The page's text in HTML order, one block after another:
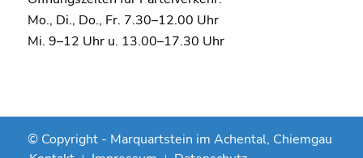
Mo., Di., Do., Fr. 7.30–12.00 Uhr
Mi. 9–12 Uhr u. 13.00–17.30 Uhr
© Copyright - Marquartstein im Achental, Chiemgau